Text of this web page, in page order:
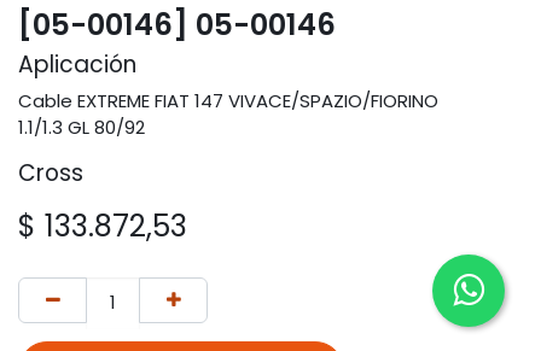
[05-00146] 05-00146
Aplicación
Cable EXTREME FIAT 147 VIVACE/SPAZIO/FIORINO
1.1/1.3 GL 80/92
Cross
$ 133.872,53